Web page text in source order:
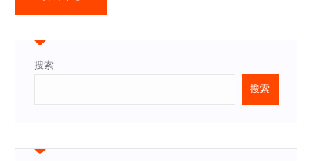
搜索
搜索